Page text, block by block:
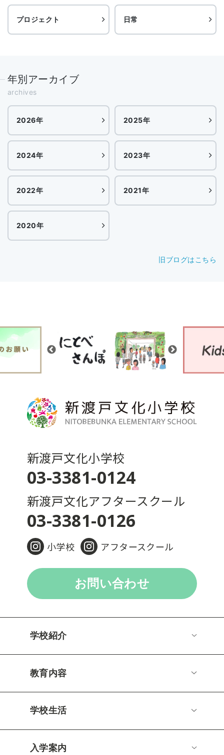
プロジェクト 日常
年別アーカイブ
archives
2026年 2025年
2024年 2023年
2022年 2021年
2020年
旧ブログはこちら
新渡戸文化小学校
03-3381-0124
新渡戸文化アフタースクール
03-3381-0126
小学校 アフタースクール
お問い合わせ
学校紹介
教育内容
学校生活
入学案内